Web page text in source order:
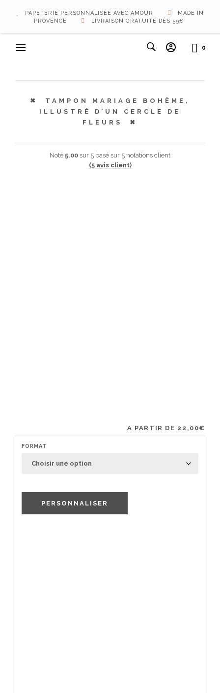
PAPETERIE PERSONNALISÉE AVEC AMOUR
MADE IN
PROVENCE
LIVRAISON GRATUITE DÈS 59€
0
TAMPON MARIAGE BOHÈME,
ILLUSTRÉ D’UN CERCLE DE
FLEURS
Noté 5.00 sur 5 basé sur 5 notations client
(5avis client)
A PARTIR DE 22,00€
FORMAT
PERSONNALISER